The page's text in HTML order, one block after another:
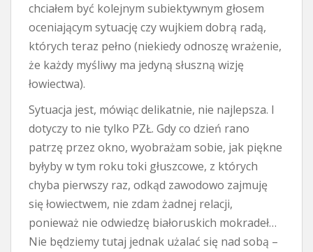
chciałem być kolejnym subiektywnym głosem
oceniającym sytuację czy wujkiem dobrą radą,
których teraz pełno (niekiedy odnoszę wrażenie,
że każdy myśliwy ma jedyną słuszną wizję
łowiectwa).
Sytuacja jest, mówiąc delikatnie, nie najlepsza. I
dotyczy to nie tylko PZŁ. Gdy co dzień rano
patrzę przez okno, wyobrażam sobie, jak piękne
byłyby w tym roku toki głuszcowe, z których
chyba pierwszy raz, odkąd zawodowo zajmuję
się łowiectwem, nie zdam żadnej relacji,
ponieważ nie odwiedzę białoruskich mokradeł…
Nie będziemy tutaj jednak użalać się nad sobą –